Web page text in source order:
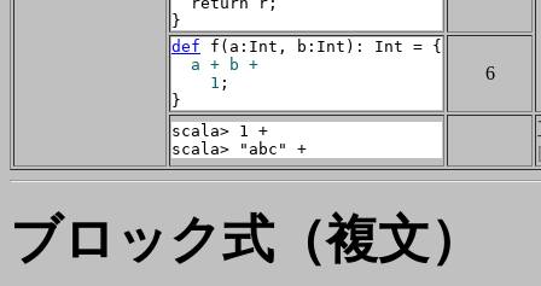
}
def f(a:Int, b:Int): Int = {
a + b +
    1
;
}
6
scala> 1 +
scala> "abc" +
ブロック式（複文）